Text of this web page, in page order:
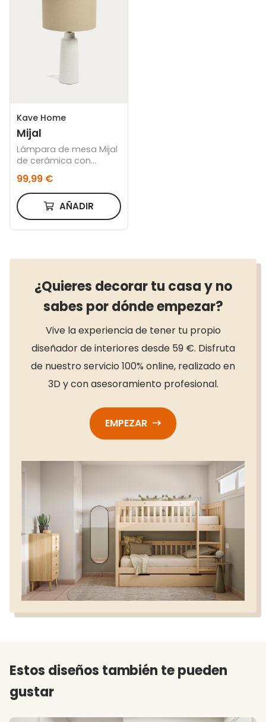
Kave Home
Mijal
Lámpara de mesa Mijal
de cerámica con
99,99 €
AÑADIR
¿Quieres decorar tu casa y no
sabes por dónde empezar?
Vive la experiencia de tener tu propio
diseñador de interiores desde 59 €. Disfruta
de nuestro servicio 100% online, realizado en
3D y con asesoramiento profesional.
EMPEZAR
Estos diseños también te pueden
gustar